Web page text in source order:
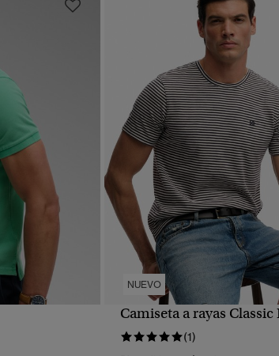
NUEVO
VISTA RÁPIDA
Camiseta a rayas Classic
(1)